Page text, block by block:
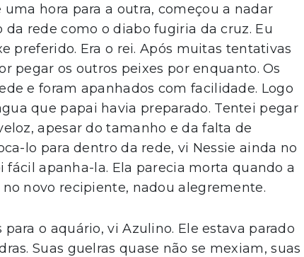
hora para a outra, começou a nadar
rede como o diabo fugiria da cruz. Eu
preferido. Era o rei. Após muitas tentativas
pegar os outros peixes por enquanto. Os
e foram apanhados com facilidade. Logo
que papai havia preparado. Tentei pegar
apesar do tamanho e da falta de
lo para dentro da rede, vi Nessie ainda no
fácil apanha-la. Ela parecia morta quando a
novo recipiente, nadou alegremente.
o aquário, vi Azulino. Ele estava parado
Suas guelras quase não se mexiam, suas